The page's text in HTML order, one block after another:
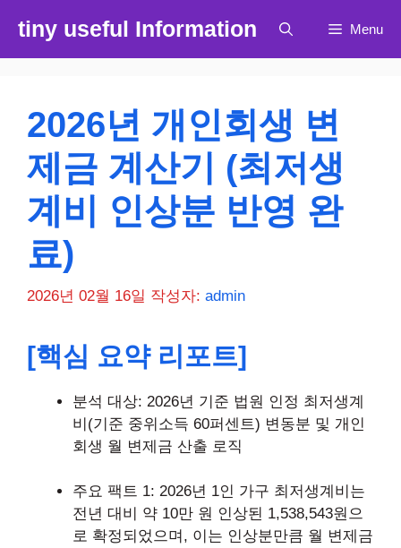
츠
tiny useful Information Menu
2026년 개인회생 변
제금 계산기 (최저생
계비 인상분 반영 완
료)
2026년 02월 16일 작성자: admin
[핵심 요약 리포트]
분석 대상: 2026년 기준 법원 인정 최저생계
비(기준 중위소득 60퍼센트) 변동분 및 개인
회생 월 변제금 산출 로직
주요 팩트 1: 2026년 1인 가구 최저생계비는
전년 대비 약 10만 원 인상된 1,538,543원으
로 확정되었으며, 이는 인상분만큼 월 변제금